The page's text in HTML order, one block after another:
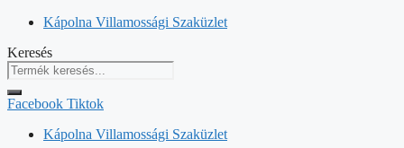
Kilépés
tartalomba
Kápolna Villamossági Szaküzlet
Keresés
Facebook Tiktok
Kápolna Villamossági Szaküzlet